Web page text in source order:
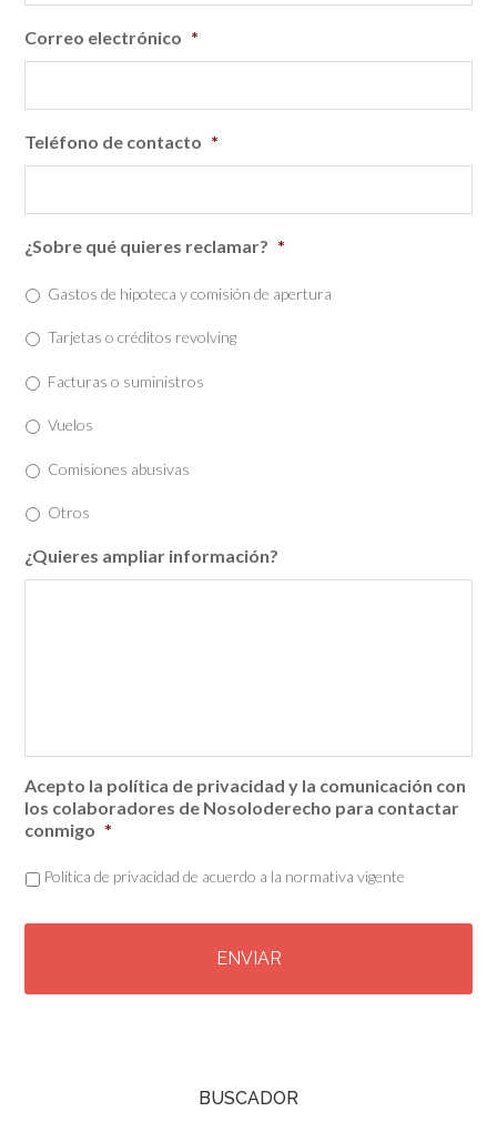
Correo electrónico *
Teléfono de contacto *
¿Sobre qué quieres reclamar? *
Gastos de hipoteca y comisión de apertura
Tarjetas o créditos revolving
Facturas o suministros
Vuelos
Comisiones abusivas
Otros
¿Quieres ampliar información?
Acepto la política de privacidad y la comunicación con
los colaboradores de Nosoloderecho para contactar
conmigo *
Política de privacidad de acuerdo a la normativa vigente
BUSCADOR